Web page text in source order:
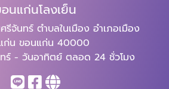
นแก่นโลงเย็น
จันทร์ ตำบลในเมือง อำเภอเมือง
ก่น ขอนแก่น 40000
ทร์ - วันอาทิตย์ ตลอด 24 ชั่วโมง